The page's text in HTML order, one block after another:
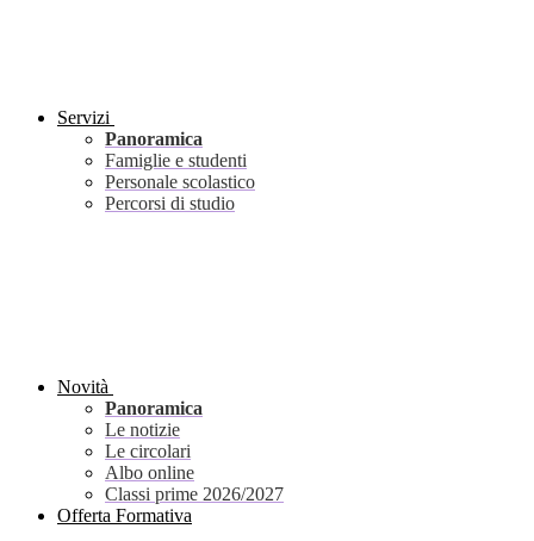
Servizi
Panoramica
Famiglie e studenti
Personale scolastico
Percorsi di studio
Novità
Panoramica
Le notizie
Le circolari
Albo online
Classi prime 2026/2027
Offerta Formativa